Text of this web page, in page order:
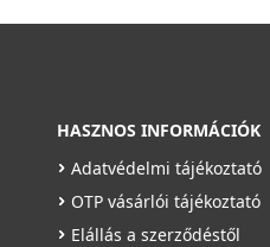
HASZNOS INFORMÁCIÓK
Adatvédelmi tájékoztató
OTP vásárlói tájékoztató
Elállás a szerződéstől